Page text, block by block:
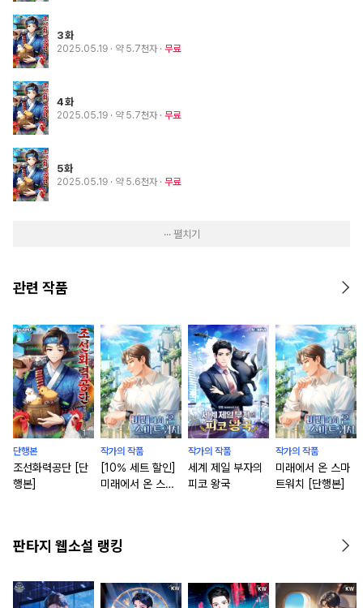
3화
2025.05.19 · 약 5.7천자 무료
4화
2025.05.19 · 약 5.7천자 무료
5화
2025.05.19 · 약 5.6천자 무료
··· 펼치기
관련 작품
단행본
조선화력공단 [단
행본]
작가의 작품
[10% 세트 할인]
미래에서 온 스마
작가의 작품
세계 제일 부자의
피코 왕국
작가의 작품
미래에서 온 스마
트워치 [단행본]
판타지 웹소설 랭킹